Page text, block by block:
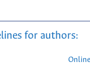
for authors: